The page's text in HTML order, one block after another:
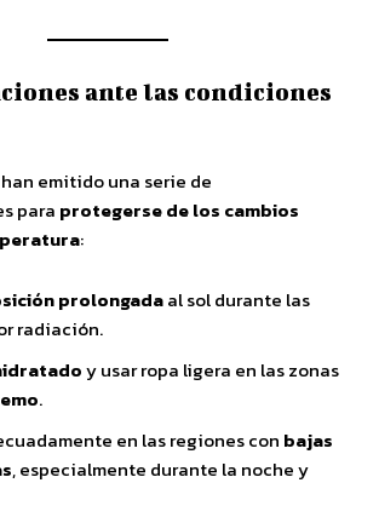
ante las condiciones
emitido una serie de
para protegerse de los cambios
:
prolongadaal sol durante las
radiación.
y usar ropa ligera en las zonas
.
en las regiones con bajas
, especialmente durante la noche y